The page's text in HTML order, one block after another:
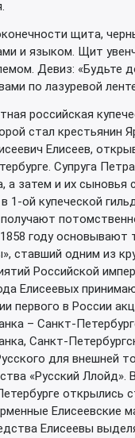
щита,
и языком. Щит
Девиз: «Будьте
по лазуревой
российская
стал крестьянин
Елисеев,
Супруга
а затем и их сыновья
1-ой купеческой
году основывают
ставший одним из
Российской
Елисеевых
первого в России
– Санкт-
Санкт-
для внешней
«Русский Ллойд».
открылись
Елисеевские
Елисеевы